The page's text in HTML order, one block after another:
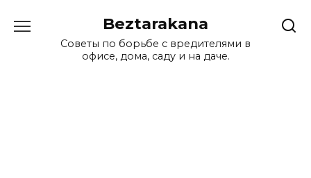
содержанию
Beztarakana
Советы по борьбе с вредителями в
офисе, дома, саду и на даче.